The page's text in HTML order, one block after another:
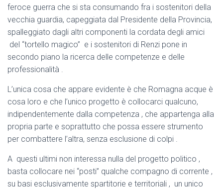
feroce guerra che si sta consumando fra i sostenitori della
vecchia guardia, capeggiata dal Presidente della Provincia,
spalleggiato dagli altri componenti la cordata degli amici
del “tortello magico” e i sostenitori di Renzi pone in
secondo piano la ricerca delle competenze e delle
professionalità .
L’unica cosa che appare evidente è che Romagna acque è
cosa loro e che l’unico progetto è collocarci qualcuno,
indipendentemente dalla competenza , che appartenga alla
propria parte e soprattutto che possa essere strumento
per combattere l’altra, senza esclusione di colpi .
A questi ultimi non interessa nulla del progetto politico ,
basta collocare nei “posti” qualche compagno di corrente ,
su basi esclusivamente spartitorie e territoriali , un unico